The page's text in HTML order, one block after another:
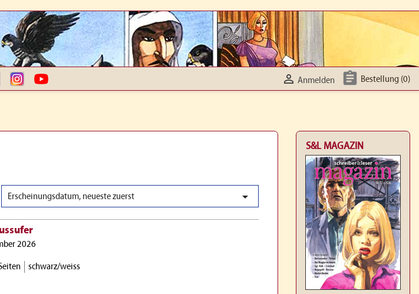
InstagramYouTube  Anmelden  Bestellung (0)
Erscheinungsdatum, neueste zuerst 
2026
schwarz/weiss
S&L MAGAZIN